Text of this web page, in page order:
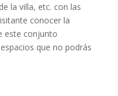
la villa, etc. con las
conocer la
este conjunto
que no podrás